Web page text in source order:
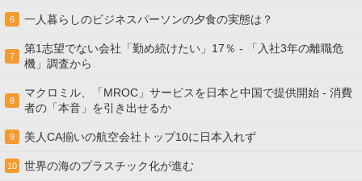
6 一人暮らしのビジネスパーソンの夕食の実態は？
7
第1志望でない会社「勤め続けたい」17％ - 「入社3年の離職危
機」調査から
8
マクロミル、「MROC」サービスを日本と中国で提供開始 - 消費
者の「本音」を引き出せるか
9 美人CA揃いの航空会社トップ10に日本入れず
10 世界の海のプラスチック化が進む